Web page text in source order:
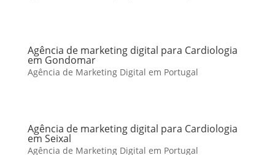
Agência de marketing digital para Cardiologia
em Gondomar
Agência de Marketing Digital em Portugal
Agência de marketing digital para Cardiologia
em Seixal
Agência de Marketing Digital em Portugal